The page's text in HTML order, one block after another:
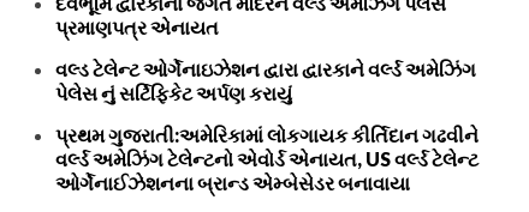
પ્રમાણપત્ર એનાયત
વલ્ડ ટેલેન્ટ ઓર્ગેનાઇઝેશન દ્વારા દ્વારકાને વર્લ્ડ અમેઝિંગ
પેલેસ નું સર્ટિફિકેટ અર્પણ કરાયું
પ્રથમ ગુજરાતી:અમેરિકામાં લોકગાયક કીર્તિદાન ગઢવીને
વર્લ્ડ અમેઝિંગ ટેલેન્ટનો એવોર્ડ એનાયત, US વર્લ્ડ ટેલેન્ટ
ઓર્ગેનાઈઝેશનના બ્રાન્ડ એમ્બેસેડર બનાવાયા